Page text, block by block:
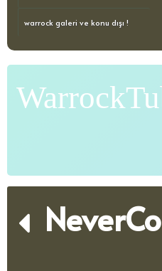
warrock galeri ve konu dışı !